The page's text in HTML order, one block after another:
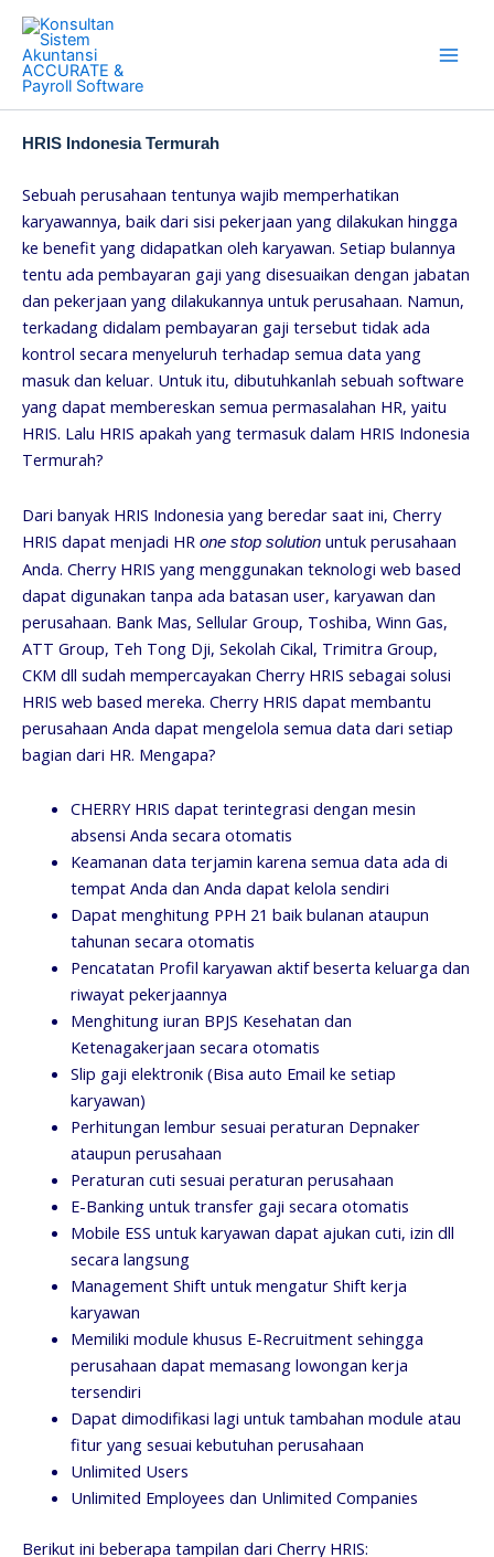
Skip
content
HRIS Indonesia Termurah
Sebuah perusahaan tentunya wajib memperhatikan
karyawannya, baik dari sisi pekerjaan yang dilakukan hingga
ke benefit yang didapatkan oleh karyawan. Setiap bulannya
tentu ada pembayaran gaji yang disesuaikan dengan jabatan
dan pekerjaan yang dilakukannya untuk perusahaan. Namun,
terkadang didalam pembayaran gaji tersebut tidak ada
kontrol secara menyeluruh terhadap semua data yang
masuk dan keluar. Untuk itu, dibutuhkanlah sebuah software
yang dapat membereskan semua permasalahan HR, yaitu
HRIS. Lalu HRIS apakah yang termasuk dalam HRIS Indonesia
Termurah?
Dari banyak HRIS Indonesia yang beredar saat ini, Cherry
HRIS dapat menjadi HR one stop solution untuk perusahaan
Anda. Cherry HRIS yang menggunakan teknologi web based
dapat digunakan tanpa ada batasan user, karyawan dan
perusahaan. Bank Mas, Sellular Group, Toshiba, Winn Gas,
ATT Group, Teh Tong Dji, Sekolah Cikal, Trimitra Group,
CKM dll sudah mempercayakan Cherry HRIS sebagai solusi
HRIS web based mereka. Cherry HRIS dapat membantu
perusahaan Anda dapat mengelola semua data dari setiap
bagian dari HR. Mengapa?
CHERRY HRIS dapat terintegrasi dengan mesin
absensi Anda secara otomatis
Keamanan data terjamin karena semua data ada di
tempat Anda dan Anda dapat kelola sendiri
Dapat menghitung PPH 21 baik bulanan ataupun
tahunan secara otomatis
Pencatatan Profil karyawan aktif beserta keluarga dan
riwayat pekerjaannya
Menghitung iuran BPJS Kesehatan dan
Ketenagakerjaan secara otomatis
Slip gaji elektronik (Bisa auto Email ke setiap
karyawan)
Perhitungan lembur sesuai peraturan Depnaker
ataupun perusahaan
Peraturan cuti sesuai peraturan perusahaan
E-Banking untuk transfer gaji secara otomatis
Mobile ESS untuk karyawan dapat ajukan cuti, izin dll
secara langsung
Management Shift untuk mengatur Shift kerja
karyawan
Memiliki module khusus E-Recruitment sehingga
perusahaan dapat memasang lowongan kerja
tersendiri
Dapat dimodifikasi lagi untuk tambahan module atau
fitur yang sesuai kebutuhan perusahaan
Unlimited Users
Unlimited Employees dan Unlimited Companies
Berikut ini beberapa tampilan dari Cherry HRIS: